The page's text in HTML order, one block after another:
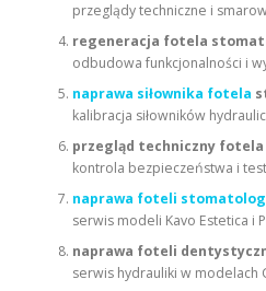
przeglądy techniczne i
regeneracja fotela
odbudowa funkcjonalności i
naprawa siłownika fotela
kalibracja siłowników
przegląd techniczny
kontrola bezpieczeństwa i
naprawa foteli
serwis modeli Kavo Estetica i
naprawa foteli
serwis hydrauliki w modelach